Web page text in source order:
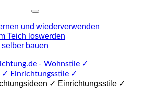
und wiederverwenden
Teich loswerden
bauen
✓ Einrichtungsstile ✓